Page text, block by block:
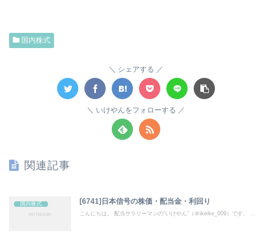
国内株式
シェアする
いけやんをフォローする
関連記事
国内株式 [6741]日本信号の株価・配当金・利回り
こんにちは。 配当サラリーマンの“いけやん”（＠ikeike_009）です。 ...